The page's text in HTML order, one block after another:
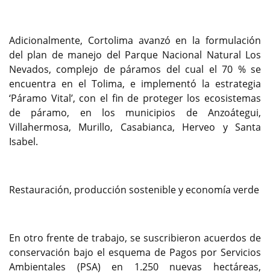
Adicionalmente, Cortolima avanzó en la formulación
del plan de manejo del Parque Nacional Natural Los
Nevados, complejo de páramos del cual el 70 % se
encuentra en el Tolima, e implementó la estrategia
‘Páramo Vital’, con el fin de proteger los ecosistemas
de páramo, en los municipios de Anzoátegui,
Villahermosa, Murillo, Casabianca, Herveo y Santa
Isabel.
Restauración, producción sostenible y economía verde
En otro frente de trabajo, se suscribieron acuerdos de
conservación bajo el esquema de Pagos por Servicios
Ambientales (PSA) en 1.250 nuevas hectáreas,